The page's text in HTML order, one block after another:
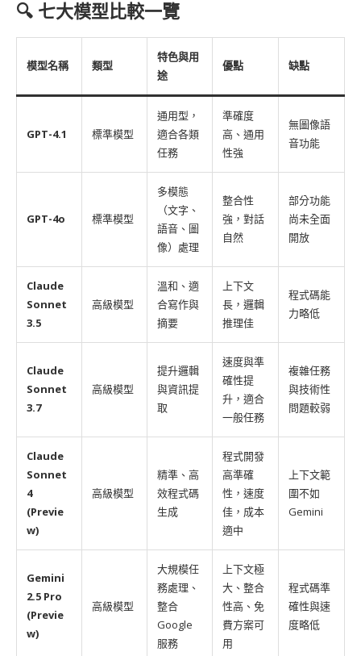
🔍 七大模型比較一覽
模型名稱 類型
特色與用
途
優點 缺點
GPT-4.1 標準模型
通用型，
適合各類
任務
準確度
高、通用
性強
無圖像語
音功能
GPT-4o 標準模型
多模態
（文字、
語音、圖
像）處理
整合性
強，對話
自然
部分功能
尚未全面
開放
Claude
Sonnet
3.5
高級模型
溫和、適
合寫作與
摘要
上下文
長，邏輯
推理佳
程式碼能
力略低
Claude
Sonnet
3.7
高級模型
提升邏輯
與資訊提
取
速度與準
確性提
升，適合
一般任務
複雜任務
與技術性
問題較弱
Claude
Sonnet
4
(Previe
w)
高級模型
精準、高
效程式碼
生成
程式開發
高準確
性，速度
佳，成本
適中
上下文範
圍不如
Gemini
Gemini
2.5 Pro
(Previe
w)
高級模型
大規模任
務處理、
整合
Google
服務
上下文極
大、整合
性高、免
費方案可
用
程式碼準
確性與速
度略低